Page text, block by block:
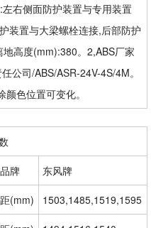
右侧面防护装置与专用装置
装置与大梁螺栓连接,后部防护
高度(mm):380。2,ABS厂家
公司/ABS/ASR-24V-4S/4M。
色位置可变化。
牌 东风牌
(mm) 1503,1485,1519,1595